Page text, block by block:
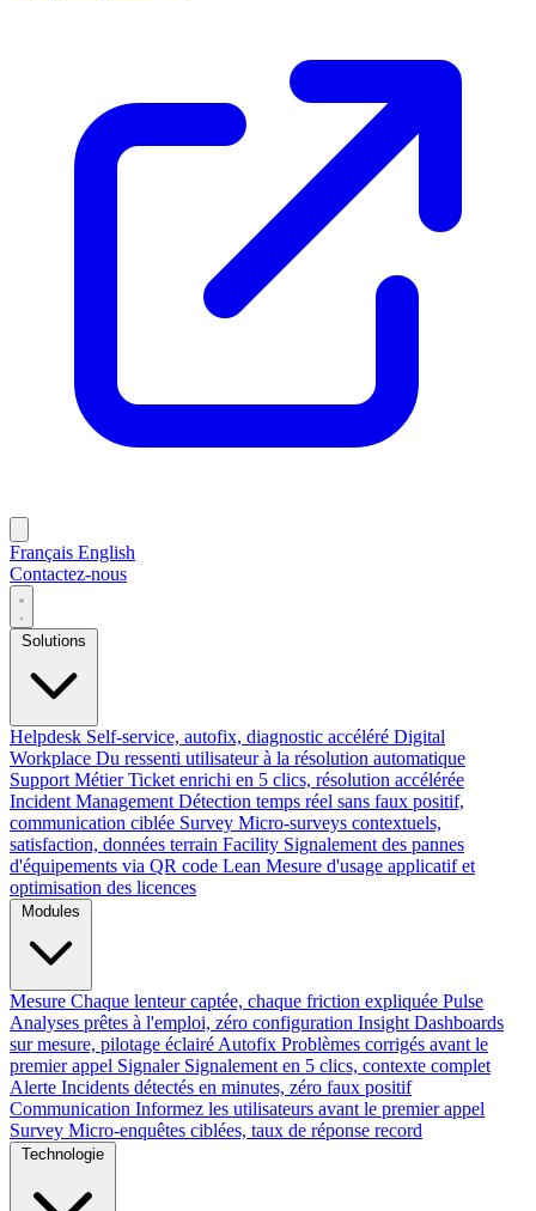
Français English
Contactez-nous
Helpdesk Self-service, autofix, diagnostic accéléré Digital
Workplace Du ressenti utilisateur à la résolution automatique
Support Métier Ticket enrichi en 5 clics, résolution accélérée
Incident Management Détection temps réel sans faux positif,
communication ciblée Survey Micro-surveys contextuels,
satisfaction, données terrain Facility Signalement des pannes
d'équipements via QR code Lean Mesure d'usage applicatif et
optimisation des licences
Mesure Chaque lenteur captée, chaque friction expliquée Pulse
Analyses prêtes à l'emploi, zéro configuration Insight Dashboards
sur mesure, pilotage éclairé Autofix Problèmes corrigés avant le
premier appel Signaler Signalement en 5 clics, contexte complet
Alerte Incidents détectés en minutes, zéro faux positif
Communication Informez les utilisateurs avant le premier appel
Survey Micro-enquêtes ciblées, taux de réponse record